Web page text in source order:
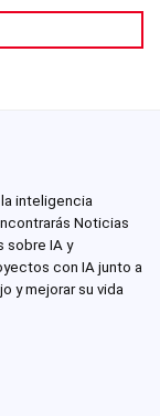
inteligencia
Noticias
sobre IA y
con IA junto a
y mejorar su vida